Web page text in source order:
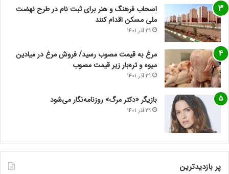
اصحاب فرهنگ و هنر برای ثبت نام در طرح نهضت
ملی مسکن اقدام کنند
29 آذر 1401
مرغ به قیمت مصوب رسید/ فروش مرغ در میادین
میوه و تره‌بار زیر قیمت مصوب
29 آذر 1401
بازیگر «دکتر مرگ» روزنامه‌نگار می‌شود
29 آذر 1401
پر بازدیدترین